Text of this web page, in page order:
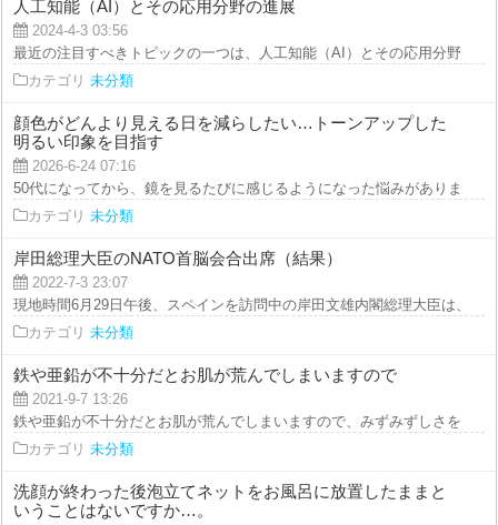
人工知能（AI）とその応用分野の進展
2024-4-3 03:56
最近の注目すべきトピックの一つは、人工知能（AI）とその応用分野の進
カテゴリ 未分類
顔色がどんより見える日を減らしたい…トーンアップした
明るい印象を目指す
2026-6-24 07:16
50代になってから、鏡を見るたびに感じるようになった悩みがあります。
カテゴリ 未分類
岸田総理大臣のNATO首脳会合出席（結果）
2022-7-3 23:07
現地時間6月29日午後、スペインを訪問中の岸田文雄内閣総理大臣は、
カテゴリ 未分類
鉄や亜鉛が不十分だとお肌が荒んでしまいますので
2021-9-7 13:26
鉄や亜鉛が不十分だとお肌が荒んでしまいますので、みずみずしさを保持
カテゴリ 未分類
洗顔が終わった後泡立てネットをお風呂に放置したままと
いうことはないですか…。